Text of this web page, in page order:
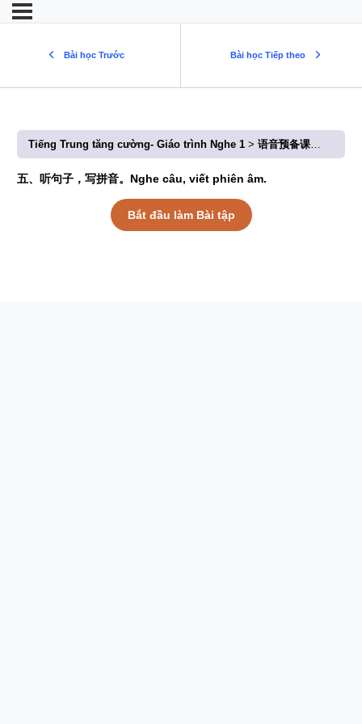
Bài học Trước Bài học Tiếp theo
Tiếng Trung tăng cường- Giáo trình Nghe 1 语音预备课（四）Bài dự bị ngữ âm (4)
五、听句子，写拼音。Nghe câu, viết phiên âm.